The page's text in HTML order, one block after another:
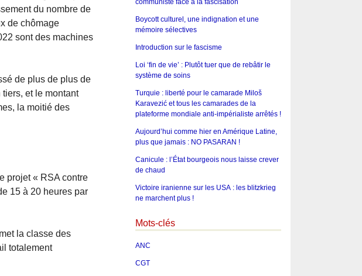
du nombre de
de chômage
sont des machines
de plus de plus de
et le montant
la moitié des
projet « RSA contre
15 à 20 heures par
la classe des
totalement
Boycott culturel, une indignation et une
mémoire sélectives
Introduction sur le fascisme
Loi ‘fin de vie’ : Plutôt tuer que de rebâtir le
système de soins
Turquie : liberté pour le camarade Miloš
Karavezić et tous les camarades de la
plateforme mondiale anti-impérialiste arrêtés !
Aujourd’hui comme hier en Amérique Latine,
plus que jamais : NO PASARAN !
Canicule : l’État bourgeois nous laisse crever
de chaud
Victoire iranienne sur les USA : les blitzkrieg
ne marchent plus !
Mots-clés
ANC
CGT